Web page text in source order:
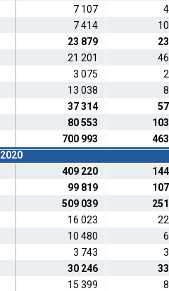
7 107
7 414
23 879
21 201
3 075
13 038
37 314
80 553
700 993
2020
409 220
99 819
509 039
16 023
10 480
3 743
30 246
15 399